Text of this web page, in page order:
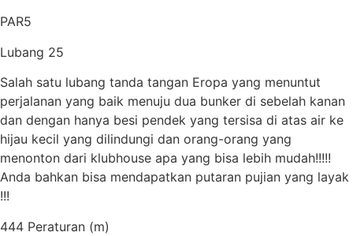
PAR5
Lubang 25
Salah satu lubang tanda tangan Eropa yang menuntut
perjalanan yang baik menuju dua bunker di sebelah kanan
dan dengan hanya besi pendek yang tersisa di atas air ke
hijau kecil yang dilindungi dan orang-orang yang
menonton dari klubhouse apa yang bisa lebih mudah!!!!!
Anda bahkan bisa mendapatkan putaran pujian yang layak
!!!
444 Peraturan (m)